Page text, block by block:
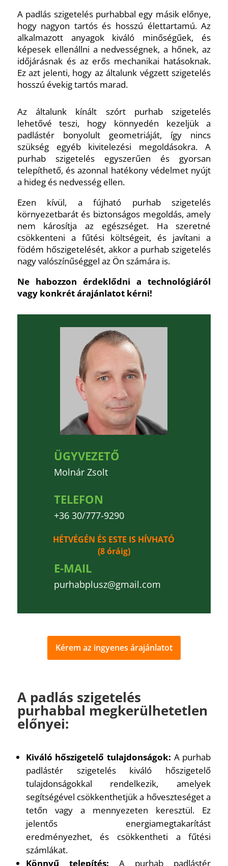
A padlás szigetelés purhabbal egy másik előnye,
hogy nagyon tartós és hosszú élettartamú. Az
alkalmazott anyagok kiváló minőségűek, és
képesek ellenállni a nedvességnek, a hőnek, az
időjárásnak és az erős mechanikai hatásoknak.
Ez azt jelenti, hogy az általunk végzett szigetelés
hosszú évekig tartós marad.
Az általunk kínált szórt purhab szigetelés
lehetővé teszi, hogy könnyedén kezeljük a
padlástér bonyolult geometriáját, így nincs
szükség egyéb kivitelezési megoldásokra. A
purhab szigetelés egyszerűen és gyorsan
telepíthető, és azonnal hatékony védelmet nyújt
a hideg és nedvesség ellen.
Ezen kívül, a fújható purhab szigetelés
környezetbarát és biztonságos megoldás, amely
nem károsítja az egészséget. Ha szeretné
csökkenteni a fűtési költségeit, és javítani a
födém hőszigetelését, akkor a purhab szigetelés
nagy valószínűséggel az Ön számára is.
Ne habozzon érdeklődni a technológiáról
vagy konkrét árajánlatot kérni!
ÜGYVEZETŐ
Molnár Zsolt
TELEFON
+36 30/777-9290
HÉTVÉGÉN ÉS ESTE IS HÍVHATÓ
(8 óráig)
E-MAIL
purhabplusz@gmail.com
Kérem az ingyenes árajánlatot
A padlás szigetelés
purhabbal megkerülhetetlen
előnyei:
Kiváló hőszigetelő tulajdonságok: A purhab
padlástér szigetelés kiváló hőszigetelő
tulajdonságokkal rendelkezik, amelyek
segítségével csökkenthetjük a hőveszteséget a
tetőn vagy a mennyezeten keresztül. Ez
jelentős energiamegtakarítást
eredményezhet, és csökkentheti a fűtési
számlákat.
Könnyű telepítés: A purhab padlástér